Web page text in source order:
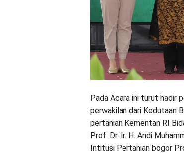
Pada Acara ini turut hadir
perwakilan dari Kedutaan
pertanian Kementan RI
Prof. Dr. Ir. H. Andi
Intitusi Pertanian bogor